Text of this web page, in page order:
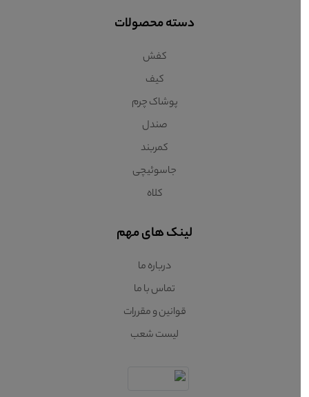
دسته محصولات
کفش
کیف
پوشاک چرم
صندل
کمربند
جاسوئیچی
کلاه
لینک های مهم
درباره ما
تماس با ما
قوانین و مقررات
لیست شعب